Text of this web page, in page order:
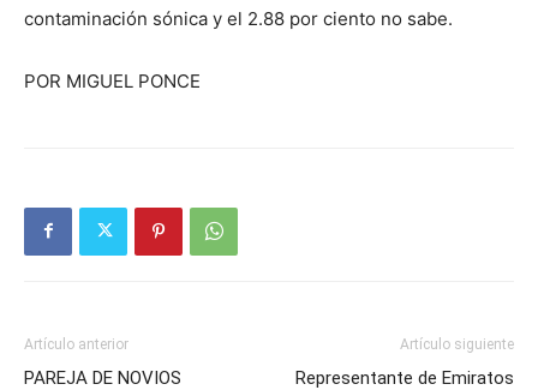
contaminación sónica y el 2.88 por ciento no sabe.
POR MIGUEL PONCE
Artículo anterior
PAREJA DE NOVIOS
Artículo siguiente
Representante de Emiratos